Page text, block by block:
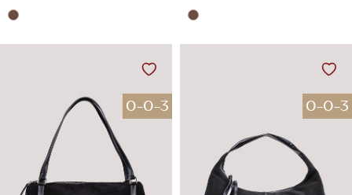
0-0-3 0-0-3